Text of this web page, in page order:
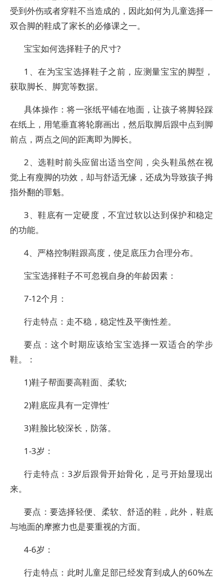
受到外伤或者穿鞋不当造成的，因此如何为儿童选择一
双合脚的鞋成了家长的必修课之一。
宝宝如何选择鞋子的尺寸?
1、在为宝宝选择鞋子之前，应测量宝宝的脚型，
获取脚长、脚宽等数据。
具体操作：将一张纸平铺在地面，让孩子将脚轻踩
在纸上，用笔垂直将轮廓画出，然后取脚后跟中点到脚
前点，两点之间的距离即为脚长。
2、选鞋时前头应留出适当空间，尖头鞋虽然在视
觉上有瘦脚的功效，却与舒适无缘，还成为导致孩子拇
指外翻的罪魁。
3、鞋底有一定硬度，不宜过软以达到保护和稳定
的功能。
4、严格控制鞋跟高度，使足底压力合理分布。
宝宝选择鞋子不可忽视自身的年龄因素：
7-12个月：
行走特点：走不稳，稳定性及平衡性差。
要点：这个时期应该给宝宝选择一双适合的学步
鞋。：
1)鞋子帮面要高鞋面、柔软;
2)鞋底应具有一定弹性‘
3)鞋脸比较深长，防落。
1-3岁：
行走特点：3岁后跟骨开始骨化，足弓开始显现出
来。
要点：要选择轻便、柔软、舒适的鞋，此外，鞋底
与地面的摩擦力也是要重视的方面。
4-6岁：
行走特点：此时儿童足部已经发育到成人的60%左